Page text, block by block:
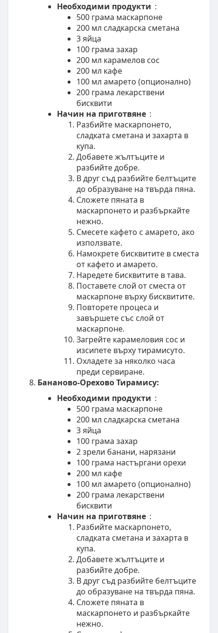
Необходими продукти :
500 грама маскарпоне
200 мл сладкарска сметана
3 яйца
100 грама захар
200 мл карамелов сос
200 мл кафе
100 мл амарето (опционално)
200 грама лекарствени
бисквити
Начин на приготвяне :
Разбийте маскарпонето,
сладката сметана и захарта в
купа.
Добавете жълтъците и
разбийте добре.
В друг съд разбийте белтъците
до образуване на твърда пянa.
Сложете пяната в
маскарпонето и разбъркайте
нежно.
Смесете кафето с амарето, ако
използвате.
Намокрете бисквитите в сместа
от кафето и амарето.
Наредете бисквитите в тава.
Поставете слой от сместа от
маскарпоне върху бисквитите.
Повторете процеса и
завършете със слой от
маскарпоне.
Загрейте карамеловия сос и
изсипете върху тирамисуто.
Охладете за няколко часа
преди сервиране.
Бананово-Орехово Тирамису:
Необходими продукти :
500 грама маскарпоне
200 мл сладкарска сметана
3 яйца
100 грама захар
2 зрели банани, нарязани
100 грама настъргани орехи
200 мл кафе
100 мл амарето (опционално)
200 грама лекарствени
бисквити
Начин на приготвяне :
Разбийте маскарпонето,
сладката сметана и захарта в
купа.
Добавете жълтъците и
разбийте добре.
В друг съд разбийте белтъците
до образуване на твърда пянa.
Сложете пяната в
маскарпонето и разбъркайте
нежно.